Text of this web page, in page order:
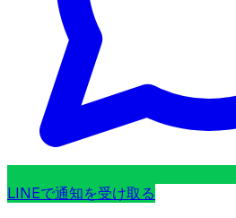
LINEで通知を受け取る